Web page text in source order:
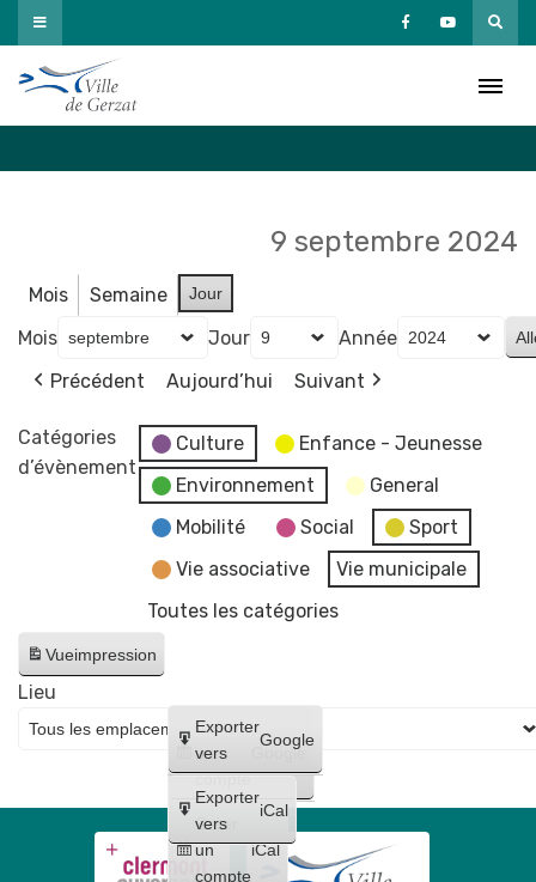
Passer
au
contenu
9 septembre 2024
Mois Semaine Jour
Mois Jour
Année
Précédent
Aujourd’hui Suivant
Catégories
d’évènement
Culture
Enfance - Jeunesse
Environnement
General
Mobilité
Social
Sport
Vie associative
Vie municipale
Toutes les catégories
Vueimpression
Créer
un
compte
Google
Créer
un
compte
iCal
Exporter
vers
Google
Exporter
vers
iCal
Lieu